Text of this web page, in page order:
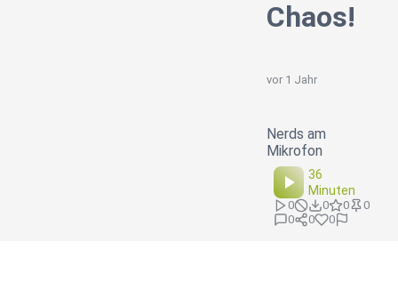
Chaos!
vor 1 Jahr
Nerds am
Mikrofon
36
Minuten
0 0 0
0
0
0 0